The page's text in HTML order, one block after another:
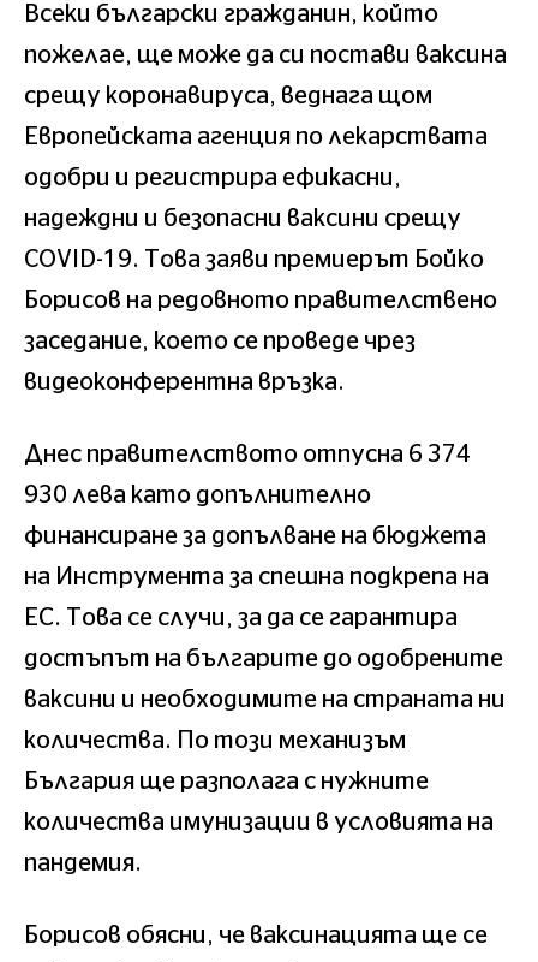
Всеки български гражданин, който
пожелае, ще може да си постави ваксина
срещу коронавируса, веднага щом
Европейската агенция по лекарствата
одобри и регистрира ефикасни,
надеждни и безопасни ваксини срещу
COVID-19. Това заяви премиерът Бойко
Борисов на редовното правителствено
заседание, което се проведе чрез
видеоконферентна връзка.
Днес правителството отпусна 6 374
930 лева като допълнително
финансиране за допълване на бюджета
на Инструмента за спешна подкрепа на
ЕС. Това се случи, за да се гарантира
достъпът на българите до одобрените
ваксини и необходимите на страната ни
количества. По този механизъм
България ще разполага с нужните
количества имунизации в условията на
пандемия.
Борисов обясни, че ваксинацията ще се